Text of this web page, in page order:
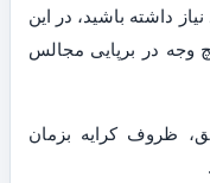
داشته باشید، در این
وجه در برپایی مجالس
ظروف کرایه بزمان